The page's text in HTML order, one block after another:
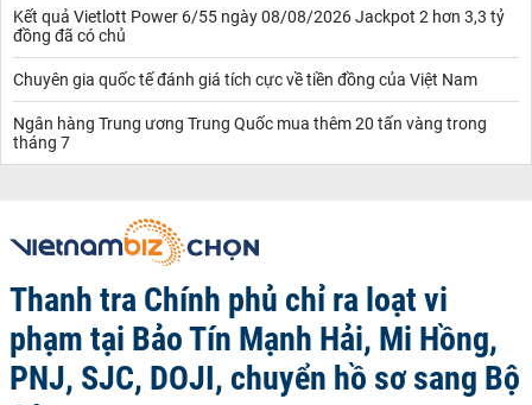
Kết quả Vietlott Power 6/55 ngày 08/08/2026 Jackpot 2 hơn 3,3 tỷ
đồng đã có chủ
Chuyên gia quốc tế đánh giá tích cực về tiền đồng của Việt Nam
Ngân hàng Trung ương Trung Quốc mua thêm 20 tấn vàng trong
tháng 7
Thanh tra Chính phủ chỉ ra loạt vi
phạm tại Bảo Tín Mạnh Hải, Mi Hồng,
PNJ, SJC, DOJI, chuyển hồ sơ sang Bộ